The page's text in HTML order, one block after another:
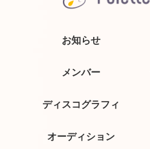
お知らせ
メンバー
ディスコグラフィ
オーディション